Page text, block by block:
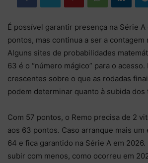
É possível garantir presença na Série
pontos, mas continua a ser a contagem
Alguns sites de probabilidades
63 é o “número mágico” para o
crescentes sobre o que as rodadas
podem determinar quanto à subida dos
Com 57 pontos, o Remo precisa de 2
aos 63 pontos. Caso arranque mais um
64 e fica garantido na Série A em
subir com menos, como ocorreu em